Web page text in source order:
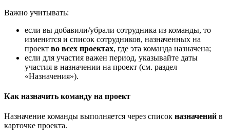
Важно учитывать:
если вы добавили/убрали сотрудника из команды, то
изменится и список сотрудников, назначенных на
проект во всех проектах, где эта команда назначена;
если для участия важен период, указывайте даты
участия в назначении на проект (см. раздел
«Назначения»).
Как назначить команду на проект
Назначение команды выполняется через список назначений в
карточке проекта.